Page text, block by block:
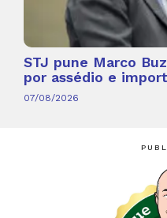
STJ pune Marco
por assédio e
07/08/2026